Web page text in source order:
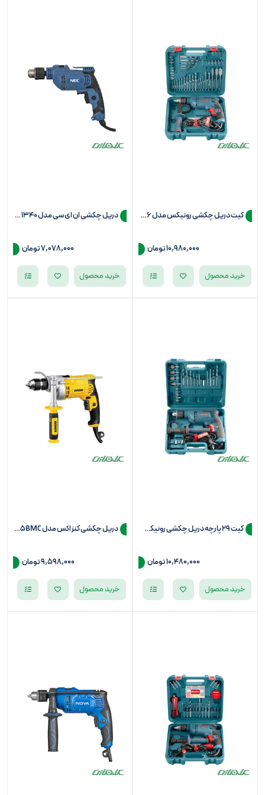
کیت دریل چکشی رونیکس مدل RS-0006
10,980,000تومان
خرید محصول
دریل چکشی ان ای سی مدل 1340 (13 میلی متر)
7,078,000تومان
خرید محصول
کیت 29 پارچه دریل چکشی رونیکس مدل RS-0007
10,480,000تومان
خرید محصول
دریل چکشی کنزاکس مدل 2365BMC (سه نظام 13 میلی متر)
9,598,000تومان
خرید محصول